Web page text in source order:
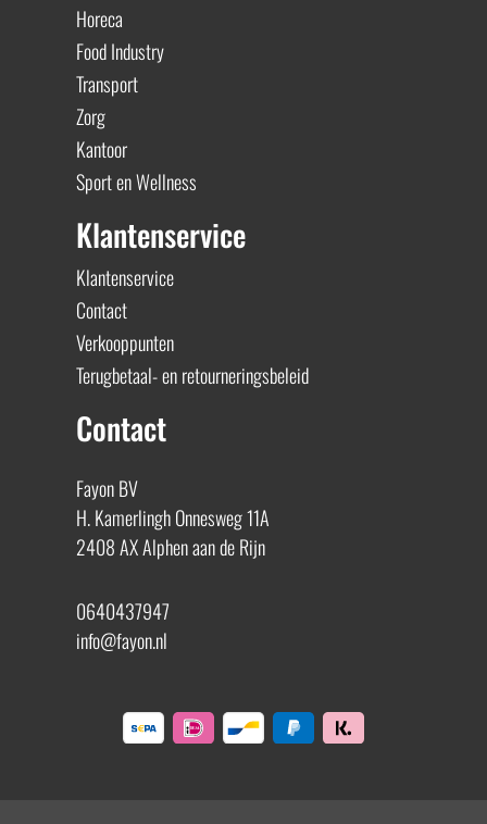
Horeca
Food Industry
Transport
Zorg
Kantoor
Sport en Wellness
Klantenservice
Klantenservice
Contact
Verkooppunten
Terugbetaal- en retourneringsbeleid
Contact
Fayon BV
H. Kamerlingh Onnesweg 11A
2408 AX Alphen aan de Rijn
0640437947
info@fayon.nl